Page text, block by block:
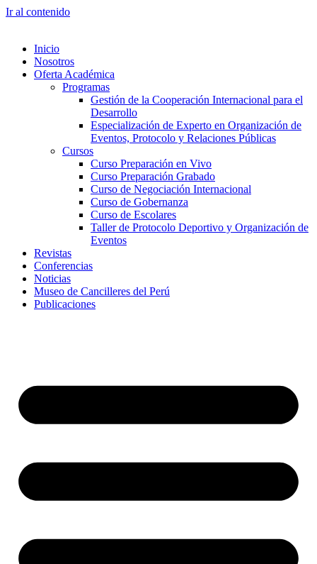
Ir al contenido
Inicio
Nosotros
Oferta Académica
Programas
Gestión de la Cooperación Internacional para el
Desarrollo
Especialización de Experto en Organización de
Eventos, Protocolo y Relaciones Públicas
Cursos
Curso Preparación en Vivo
Curso Preparación Grabado
Curso de Negociación Internacional
Curso de Gobernanza
Curso de Escolares
Taller de Protocolo Deportivo y Organización de
Eventos
Revistas
Conferencias
Noticias
Museo de Cancilleres del Perú
Publicaciones